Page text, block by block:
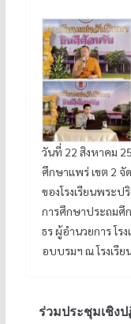
วันที่ 22 สิงหาคม
ศึกษาแพร่ เขต 2 จั
ของโรงเรียนพระ
การศึกษาประถมศึ
ธร ผู้อำนวยการ โร
อบบรมฯ ณ โรงเรีย
ร่วมประชุมเชิง